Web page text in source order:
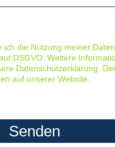
ich die Nutzung meiner
DSGVO. Weitere
Datenschutzerklärung.
auf unserer Website.
Senden